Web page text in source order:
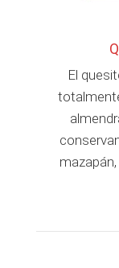
El
mazapán,